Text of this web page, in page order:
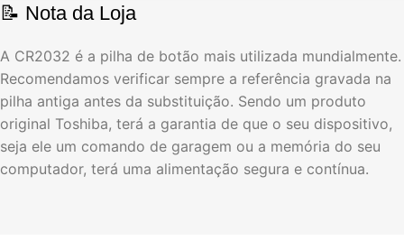
📝 Nota da Loja
A CR2032 é a pilha de botão mais utilizada mundialmente.
Recomendamos verificar sempre a referência gravada na
pilha antiga antes da substituição. Sendo um produto
original Toshiba, terá a garantia de que o seu dispositivo,
seja ele um comando de garagem ou a memória do seu
computador, terá uma alimentação segura e contínua.